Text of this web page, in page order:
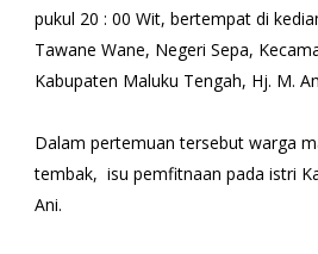
pukul 20 : 00 Wit, bertempat di
Tawane Wane, Negeri Sepa,
Kabupaten Maluku Tengah, Hj. M.
Dalam pertemuan tersebut warga
tembak, isu pemfitnaan pada istri
Ani.